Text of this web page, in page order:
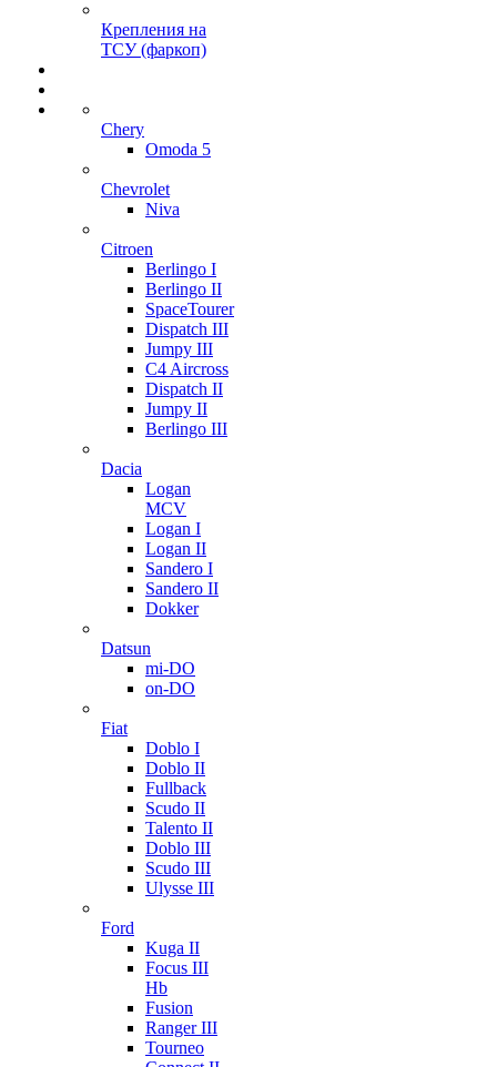
Крепления на
ТСУ (фаркоп)
Chery
Omoda 5
Chevrolet
Niva
Citroen
Berlingo I
Berlingo II
SpaceTourer
Dispatch III
Jumpy III
C4 Aircross
Dispatch II
Jumpy II
Berlingo III
Dacia
Logan
MCV
Logan I
Logan II
Sandero I
Sandero II
Dokker
Datsun
mi-DO
on-DO
Fiat
Doblo I
Doblo II
Fullback
Scudo II
Talento II
Doblo III
Scudo III
Ulysse III
Ford
Kuga II
Focus III
Hb
Fusion
Ranger III
Tourneo